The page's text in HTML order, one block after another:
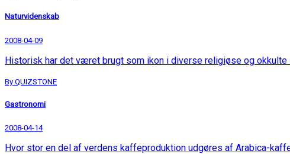
Naturvidenskab
2008-04-09
Historisk har det været brugt som ikon i diverse religiøse og
By QUIZSTONE
Gastronomi
2008-04-14
Hvor stor en del af verdens kaffeproduktion udgøres af Arabica-